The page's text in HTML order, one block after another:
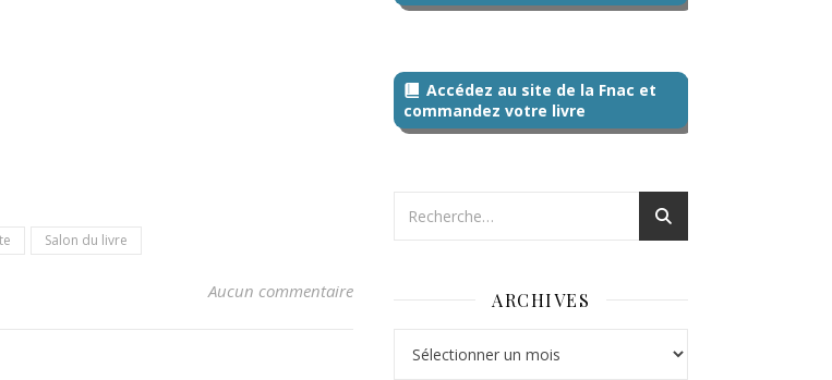
Salon du livre
Aucun commentaire
Accédez au site de la Fnac et
commandez votre livre
ARCHIVES